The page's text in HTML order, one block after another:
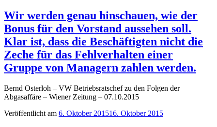
Wir werden genau hinschauen, wie der
Bonus für den Vorstand aussehen soll.
Klar ist, dass die Beschäftigten nicht die
Zeche für das Fehlverhalten einer
Gruppe von Managern zahlen werden.
Bernd Osterloh – VW Betriebsratschef zu den Folgen der
Abgasaffäre – Wiener Zeitung – 07.10.2015
Veröffentlicht am 6. Oktober 201516. Oktober 2015